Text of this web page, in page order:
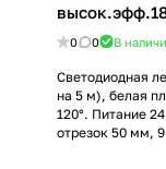
0 0 В
Светодиодная
на 5 м), белая
120°. Питание
отрезок 50 мм,